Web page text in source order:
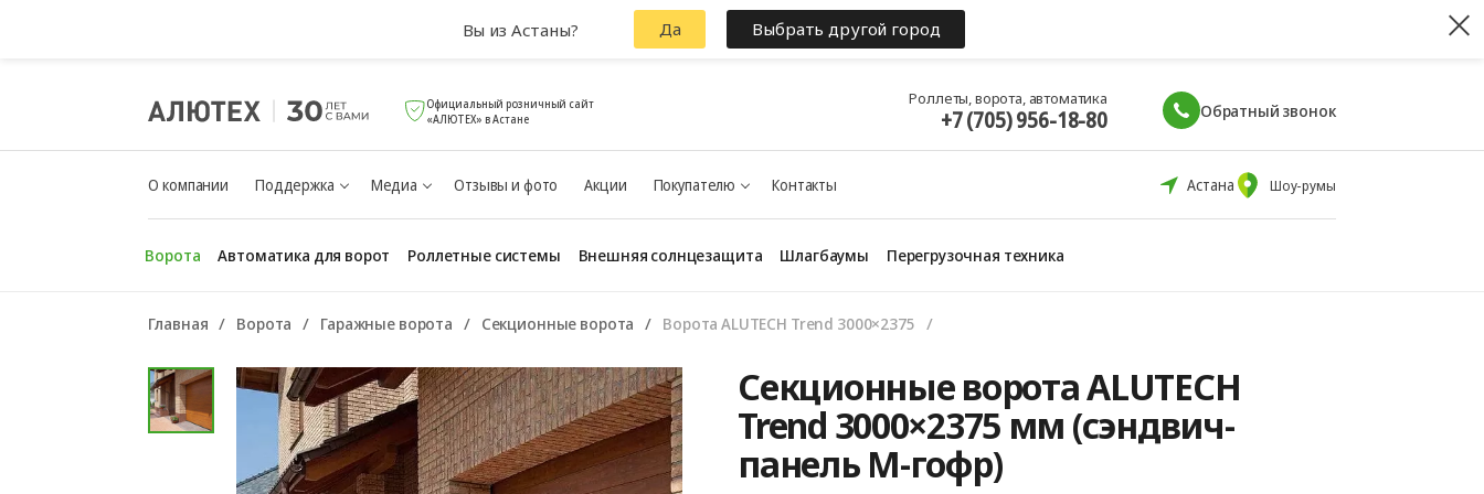
Официальный розничный сайт
«АЛЮТЕХ» в Астане
Роллеты, ворота, автоматика
+7 (705) 956-18-80 Обратный звонок
О компании Поддержка Медиа Отзывы и фото Акции Покупателю Контакты Астана Шоу-румы
Ворота Автоматика для ворот Роллетные системы Внешняя солнцезащита Шлагбаумы Перегрузочная техника
Главная Ворота Гаражные ворота Секционные ворота Ворота ALUTECH Trend 3000×2375
Секционные ворота ALUTECH
Trend 3000×2375 мм (сэндвич-
панель М-гофр)
Вы из Астаны? Да Выбрать другой город